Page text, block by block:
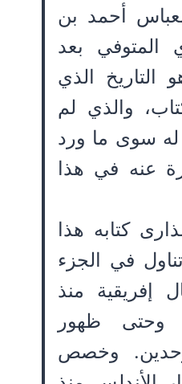
أحمد بن
بعد
وهو التاريخ الذي
والذي لم
سوى ما ورد
عنه في هذا
كتابه هذا
في الجزء
إفريقية منذ
وحتى ظهور
وخصص